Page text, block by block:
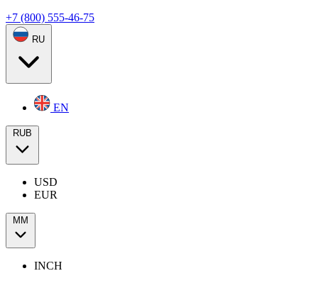
+7 (800) 555-46-75
RU
EN
RUB
USD
EUR
ММ
INCH